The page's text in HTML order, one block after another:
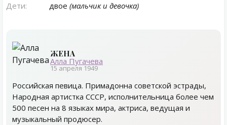
Дети:
двое (мальчик и девочка)
ЖЕНА
Алла Пугачева
15 апреля 1949
Российская певица. Примадонна советской эстрады,
Народная артистка СССР, исполнительница более чем
500 песен на 8 языках мира, актриса, ведущая и
музыкальный продюсер.